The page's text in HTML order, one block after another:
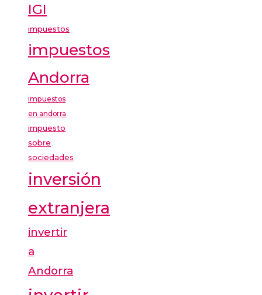
IGI
impuestos
impuestos
Andorra
impuestos
en andorra
impuesto
sobre
sociedades
inversión
extranjera
invertir
a
Andorra